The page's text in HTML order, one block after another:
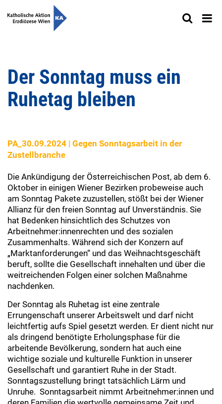
Der Sonntag muss ein
Ruhetag bleiben
PA_30.09.2024 | Gegen Sonntagsarbeit in der
Zustellbranche
Die Ankündigung der Österreichischen Post, ab dem 6.
Oktober in einigen Wiener Bezirken probeweise auch
am Sonntag Pakete zuzustellen, stößt bei der Wiener
Allianz für den freien Sonntag auf Unverständnis. Sie
hat Bedenken hinsichtlich des Schutzes von
Arbeitnehmer:innenrechten und des sozialen
Zusammenhalts. Während sich der Konzern auf
„Marktanforderungen“ und das Weihnachtsgeschäft
beruft, sollte die Gesellschaft innehalten und über die
weitreichenden Folgen einer solchen Maßnahme
nachdenken.
Der Sonntag als Ruhetag ist eine zentrale
Errungenschaft unserer Arbeitswelt und darf nicht
leichtfertig aufs Spiel gesetzt werden. Er dient nicht nur
als dringend benötigte Erholungsphase für die
arbeitende Bevölkerung, sondern hat auch eine
wichtige soziale und kulturelle Funktion in unserer
Gesellschaft und garantiert Ruhe in der Stadt.
Sonntagszustellung bringt tatsächlich Lärm und
Unruhe. Sonntagsarbeit nimmt Arbeitnehmer:innen und